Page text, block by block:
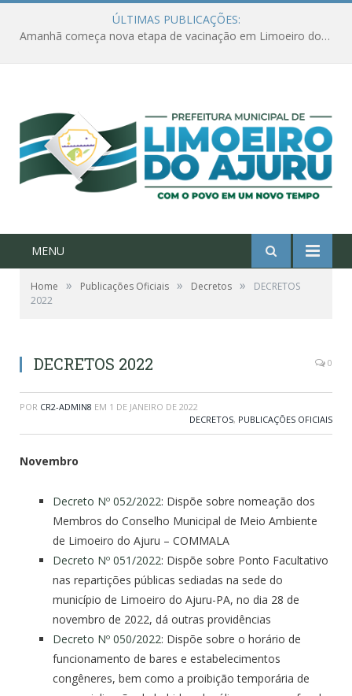
ÚLTIMAS PUBLICAÇÕES:
Ações de combate à Covid-19 na região ribeirinha de Limoeiro do Ajuru continuam
MENU
Home » Publicações Oficiais » Decretos »
DECRETOS
2022
DECRETOS 2022 0
POR CR2-ADMIN8 EM 1 DE JANEIRO DE 2022
DECRETOS, PUBLICAÇÕES OFICIAIS
Novembro
Decreto Nº 052/2022: Dispõe sobre nomeação dos
Membros do Conselho Municipal de Meio Ambiente
de Limoeiro do Ajuru – COMMALA
Decreto Nº 051/2022: Dispõe sobre Ponto Facultativo
nas repartições públicas sediadas na sede do
município de Limoeiro do Ajuru-PA, no dia 28 de
novembro de 2022, dá outras providências
Decreto Nº 050/2022: Dispõe sobre o horário de
funcionamento de bares e estabelecimentos
congêneres, bem como a proibição temporária de